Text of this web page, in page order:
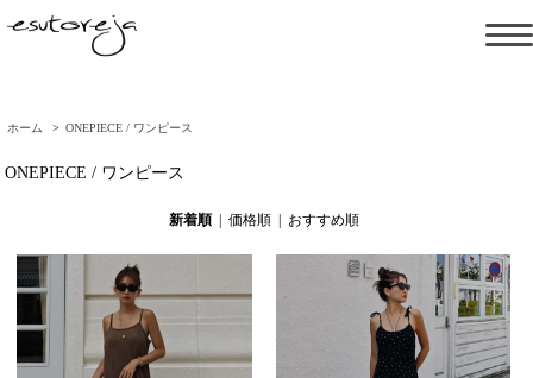
ホーム > ONEPIECE / ワンピース
ONEPIECE / ワンピース
新着順| 価格順| おすすめ順